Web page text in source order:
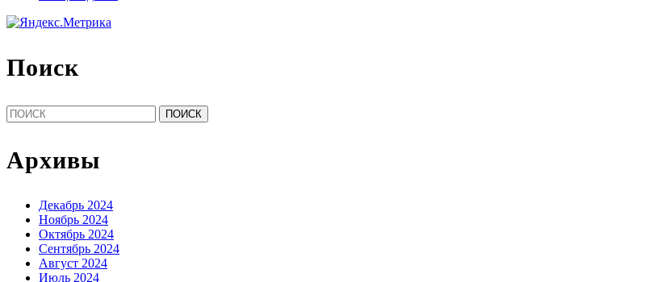
Поиск
Найти:
Архивы
Декабрь 2024
Ноябрь 2024
Октябрь 2024
Сентябрь 2024
Август 2024
Июль 2024